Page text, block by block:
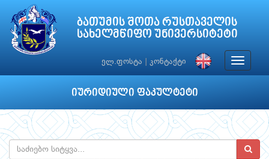
ბათუმის შოთა რუსთაველის
სახელმწიფო უნივერსიტეტი
ელ.ფოსტა კონტაქტი
Toggle
იურიდიული ფაკულტეტი